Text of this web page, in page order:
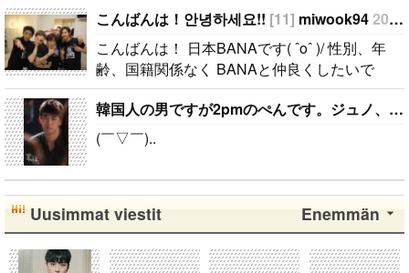
こんばんは！안녕하세요!! [11] miwook942025.01.23
こんばんは！ 日本BANAです( ˆoˆ )/ 性別、年
齢、国籍関係なく BANAと仲良くしたいで
す！！ ちなみに、94lineゴンチャンぺんです！
コメント、メール待ってます( ˆoˆ )/안녕하세
요!..
韓国人の男ですが2pmのぺんです。ジュノ、テギョンぺんが特にぺんです。
(￣▽￣)..
Enemmän
Uusimmat viestit